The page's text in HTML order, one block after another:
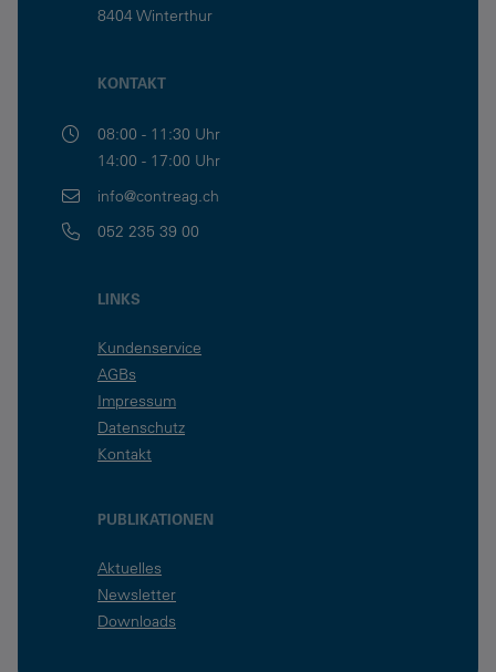
8404 Winterthur
KONTAKT
08:00 - 11:30 Uhr
14:00 - 17:00 Uhr
info@contreag.ch
052 235 39 00
LINKS
Kundenservice
AGBs
Impressum
Datenschutz
Kontakt
PUBLIKATIONEN
Aktuelles
Newsletter
Downloads